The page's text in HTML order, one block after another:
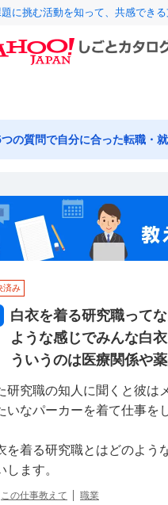
に挑む活動を知って、共感でき
の質問で自分に合った転職・
済み
白衣を着る研究職って
ような感じでみんな白
ういうのは医療関係や
研究職の知人に聞くと彼は
いなパーカーを着て仕事を
を着る研究職とはどのよう
します。
この仕事教えて
職業